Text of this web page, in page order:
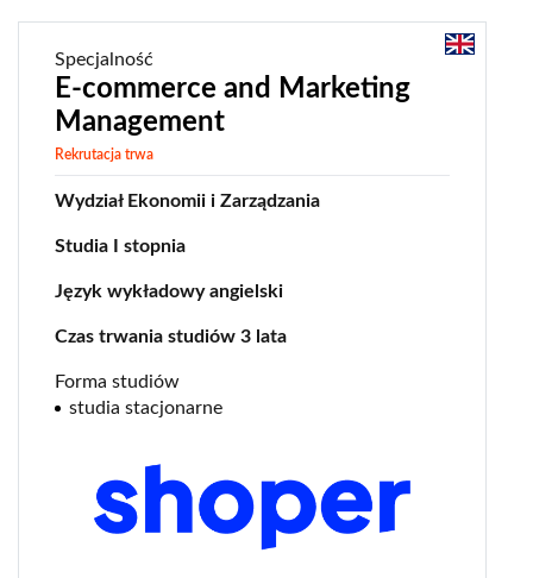
analityka danych
analityka ryzyka
bankowość
cyberbezpieczeństwo
ekonomia
esg
fintech
logistyka
Specjalność
E-commerce and Marketing
Management
Rekrutacja trwa
Wydział Ekonomii i Zarządzania
Studia I stopnia
Język wykładowy angielski
Czas trwania studiów 3 lata
Forma studiów
studia stacjonarne